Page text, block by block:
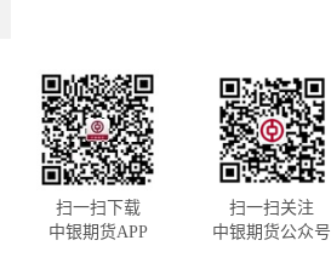
扫一扫下载
中银期货APP
扫一扫关注
中银期货公众号